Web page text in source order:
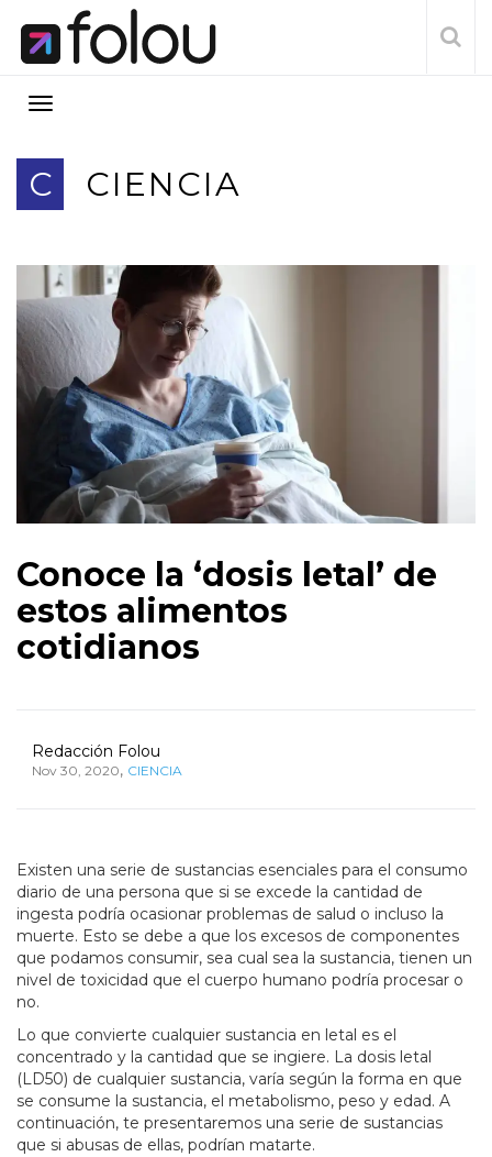
C CIENCIA
Conoce la ‘dosis letal’ de
estos alimentos
cotidianos
Redacción Folou
Nov 30, 2020, CIENCIA
Existen una serie de sustancias esenciales para el consumo
diario de una persona que si se excede la cantidad de
ingesta podría ocasionar problemas de salud o incluso la
muerte. Esto se debe a que los excesos de componentes
que podamos consumir, sea cual sea la sustancia, tienen un
nivel de toxicidad que el cuerpo humano podría procesar o
no.
Lo que convierte cualquier sustancia en letal es el
concentrado y la cantidad que se ingiere. La dosis letal
(LD50) de cualquier sustancia, varía según la forma en que
se consume la sustancia, el metabolismo, peso y edad. A
continuación, te presentaremos una serie de sustancias
que si abusas de ellas, podrían matarte.